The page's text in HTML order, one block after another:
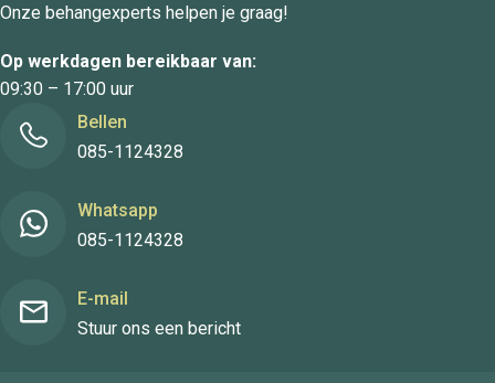
Onze behangexperts helpen je graag!
Op werkdagen bereikbaar van:
09:30 – 17:00 uur
Bellen
085-1124328
Whatsapp
085-1124328
E-mail
Stuur ons een bericht